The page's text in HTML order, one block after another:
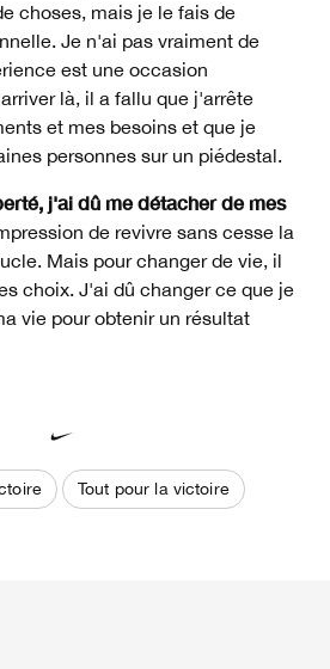
choses, mais je le fais de
Je n'ai pas vraiment de
est une occasion
là, il a fallu que j'arrête
et mes besoins et que je
personnes sur un piédestal.
j'ai dû me détacher de mes
de revivre sans cesse la
Mais pour changer de vie, il
choix. J'ai dû changer ce que je
vie pour obtenir un résultat
Tout pour la victoire